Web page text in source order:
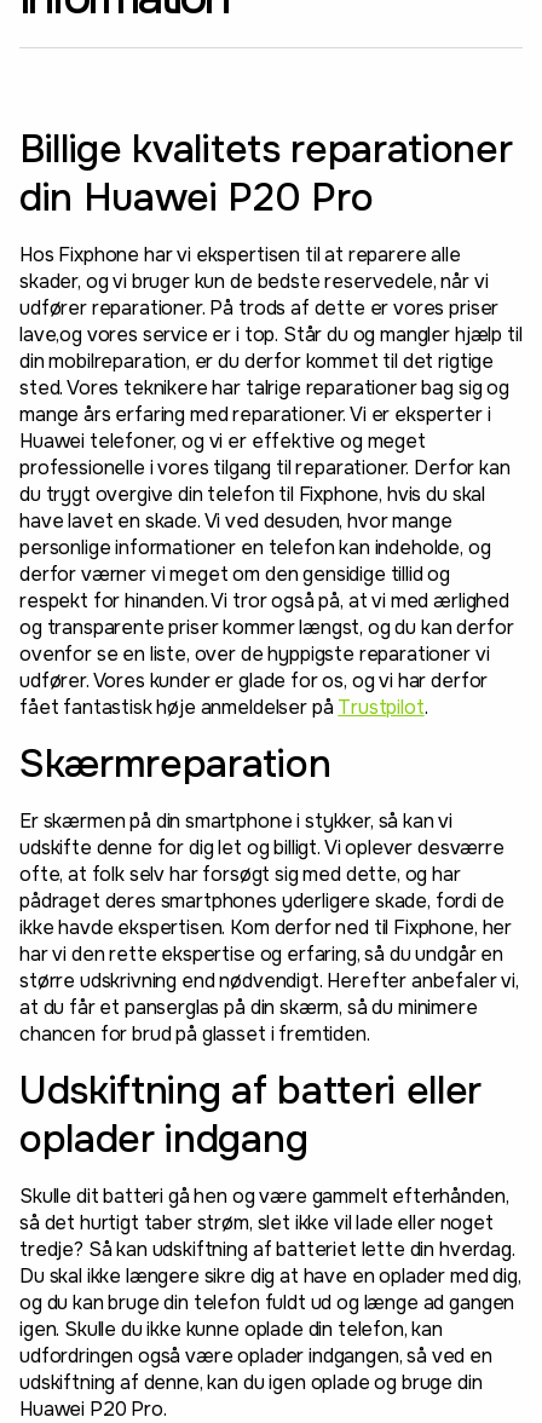
Billige kvalitets reparationer
din Huawei P20 Pro
Hos Fixphone har vi ekspertisen til at reparere alle
skader, og vi bruger kun de bedste reservedele, når vi
udfører reparationer. På trods af dette er vores priser
lave,og vores service er i top. Står du og mangler hjælp til
din mobilreparation, er du derfor kommet til det rigtige
sted. Vores teknikere har talrige reparationer bag sig og
mange års erfaring med reparationer. Vi er eksperter i
Huawei telefoner, og vi er effektive og meget
professionelle i vores tilgang til reparationer. Derfor kan
du trygt overgive din telefon til Fixphone, hvis du skal
have lavet en skade. Vi ved desuden, hvor mange
personlige informationer en telefon kan indeholde, og
derfor værner vi meget om den gensidige tillid og
respekt for hinanden. Vi tror også på, at vi med ærlighed
og transparente priser kommer længst, og du kan derfor
ovenfor se en liste, over de hyppigste reparationer vi
udfører. Vores kunder er glade for os, og vi har derfor
fået fantastisk høje anmeldelser på Trustpilot.
Skærmreparation
Er skærmen på din smartphone i stykker, så kan vi
udskifte denne for dig let og billigt. Vi oplever desværre
ofte, at folk selv har forsøgt sig med dette, og har
pådraget deres smartphones yderligere skade, fordi de
ikke havde ekspertisen. Kom derfor ned til Fixphone, her
har vi den rette ekspertise og erfaring, så du undgår en
større udskrivning end nødvendigt. Herefter anbefaler vi,
at du får et panserglas på din skærm, så du minimere
chancen for brud på glasset i fremtiden.
Udskiftning af batteri eller
oplader indgang
Skulle dit batteri gå hen og være gammelt efterhånden,
så det hurtigt taber strøm, slet ikke vil lade eller noget
tredje? Så kan udskiftning af batteriet lette din hverdag.
Du skal ikke længere sikre dig at have en oplader med dig,
og du kan bruge din telefon fuldt ud og længe ad gangen
igen. Skulle du ikke kunne oplade din telefon, kan
udfordringen også være oplader indgangen, så ved en
udskiftning af denne, kan du igen oplade og bruge din
Huawei P20 Pro.